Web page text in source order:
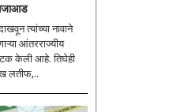
त्यांच्या नावाने
आंतरराज्यीय
अटक केली आहे. तिघेही
लतीफ,..